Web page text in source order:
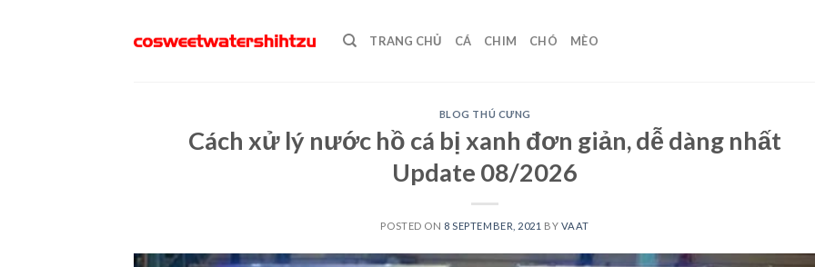
TRANG CHỦ CÁ CHIM CHÓ MÈO
BLOG THÚ CƯNG
Cách xử lý nước hồ cá bị xanh đơn giản, dễ dàng nhất
Update 08/2026
POSTED ON 8 SEPTEMBER, 2021 BY VAAT